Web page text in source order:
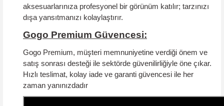
aksesuarlarınıza profesyonel bir görünüm katılır; tarzınızı
dışa yansıtmanızı kolaylaştırır.
Gogo Premium Güvencesi:
Gogo Premium, müşteri memnuniyetine verdiği önem ve
satış sonrası desteği ile sektörde güvenilirliğiyle öne çıkar.
Hızlı teslimat, kolay iade ve garanti güvencesi ile her
zaman yanınızdadır